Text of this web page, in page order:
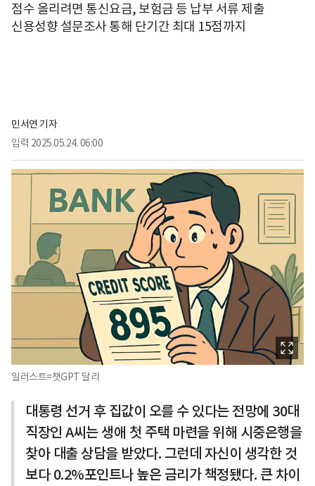
점수 올리려면 통신요금, 보험금 등 납부 서류 제출
신용성향 설문조사 통해 단기간 최대 15점까지
민서연 기자
입력 2025.05.24. 06:00
일러스트=챗GPT 달리
대통령 선거 후 집값이 오를 수 있다는 전망에 30대
직장인 A씨는 생애 첫 주택 마련을 위해 시중은행을
찾아 대출 상담을 받았다. 그런데 자신이 생각한 것
보다 0.2%포인트나 높은 금리가 책정됐다. 큰 차이